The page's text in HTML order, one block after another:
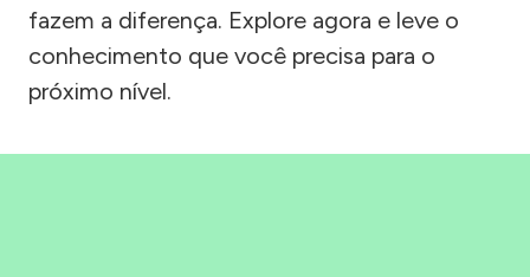
fazem a diferença. Explore agora e leve o
conhecimento que você precisa para o
próximo nível.